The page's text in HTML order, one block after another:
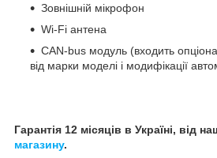
Зовнішній мікрофон
Wi-Fi антена
CAN-bus модуль (входить
від марки моделі і модифікації
Гарантія 12 місяців в Україні, від
магазину.